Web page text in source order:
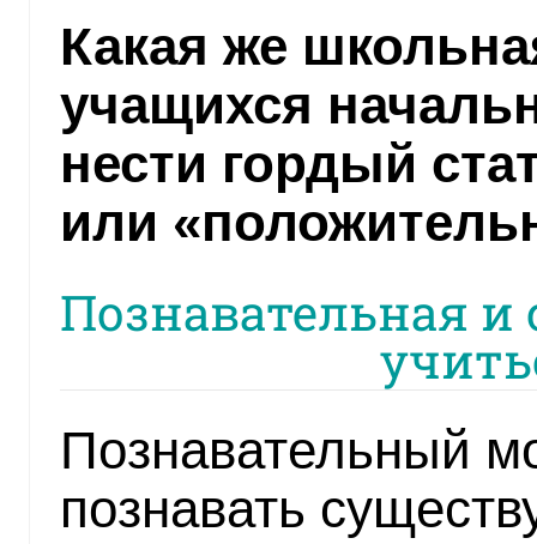
Какая же
учащихся
нести гордый
или
Познавательная
Познавательный
познавать